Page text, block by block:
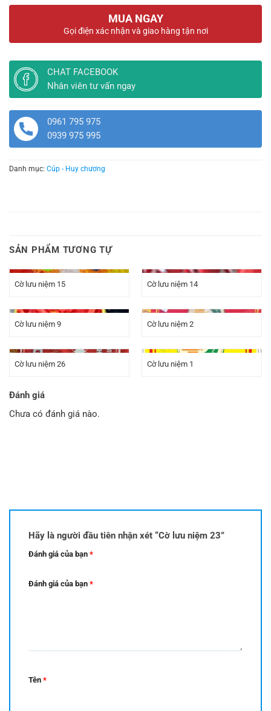
MUA NGAY
Gọi điện xác nhận và giao hàng tận nơi
CHAT FACEBOOK
Nhân viên tư vấn ngay
0961 795 975
0939 975 995
Danh mục: Cúp - Huy chương
SẢN PHẨM TƯƠNG TỰ
Cờ lưu niệm 15 Cờ lưu niệm 14
Cờ lưu niệm 9 Cờ lưu niệm 2
Cờ lưu niệm 26 Cờ lưu niệm 1
Đánh giá
Chưa có đánh giá nào.
Hãy là người đầu tiên nhận xét “Cờ lưu niệm 23”
Đánh giá của bạn *
Đánh giá của bạn *
Tên *